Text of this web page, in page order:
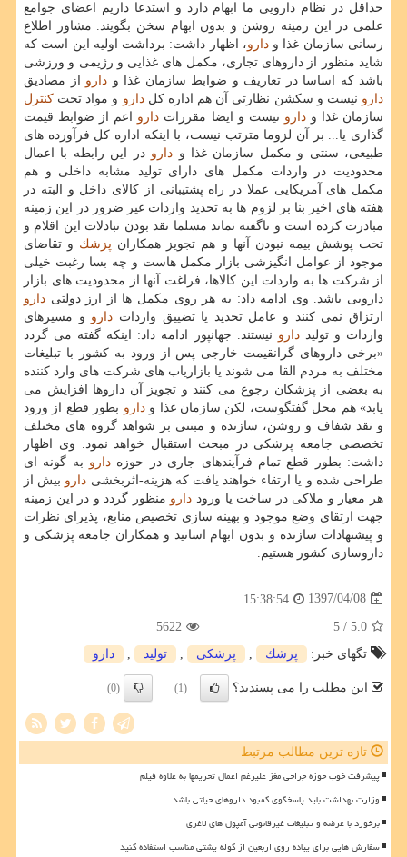
حداقل در نظام دارویی ما ابهام دارد و استدعا داریم اعضای جوامع
علمی در این زمینه روشن و بدون ابهام سخن بگویند. مشاور اطلاع
رسانی سازمان غذا ودارو، اظهار داشت: برداشت اولیه این است كه
شاید منظور از داروهای تجاری، مكمل های غذایی و رژیمی و ورزشی
باشد كه اساسا در تعاریف و ضوابط سازمان غذا و دارو از مصادیق
دارو نیست و سكشن نظارتی آن هم اداره كلدارو و مواد تحت كنترل
سازمان غذا ودارو نیست و ایضا مقررات دارو اعم از ضوابط قیمت
گذاری یا... بر آن لزوما مترتب نیست، با اینكه اداره كل فرآورده های
طبیعی، سنتی و مكمل سازمان غذا و دارو در این رابطه با اعمال
محدودیت در واردات مكمل های دارای تولید مشابه داخلی و هم
مكمل های آمریكایی عملا در راه پشتیبانی از كالای داخل و البته در
هفته های اخیر بنا بر لزوم ها به تحدید واردات غیر ضرور در این زمینه
مبادرت كرده است و ناگفته نماند مسلما نقد بودن تبادلات این اقلام و
تحت پوشش بیمه نبودن آنها و هم تجویز همكاران پزشك و تقاضای
موجود از عوامل انگیزشی بازار مكمل هاست و چه بسا رغبت خیلی
از شركت ها به واردات این كالاها، فراغت آنها از محدودیت های بازار
دارویی باشد. وی ادامه داد: به هر روی مكمل ها از ارز دولتی دارو
ارتزاق نمی كنند و عامل تحدید یا تضییق واردات دارو و مسیرهای
واردات و تولیددارو نیستند. جهانپور ادامه داد: اینكه گفته می گردد
«برخی داروهای گرانقیمت خارجی پس از ورود به كشور با تبلیغات
مختلف به مردم القا می شوند یا بازاریاب های شركت های وارد كننده
به بعضی از پزشكان رجوع می كنند و تجویز آن داروها افزایش می
یابد» هم محل گفتگوست، لكن سازمان غذا ودارو بطور قطع از ورود
و نقد شفاف و روشن، سازنده و مبتنی بر شواهد گروه های مختلف
تخصصی جامعه پزشكی در مبحث استقبال خواهد نمود. وی اظهار
داشت: بطور قطع تمام فرآیندهای جاری در حوزه دارو به گونه ای
طراحی شده و یا ارتقاء خواهند یافت كه هزینه-اثربخشی دارو بیش از
هر معیار و ملاكی در ساخت یا ورود دارو منظور گردد و در این زمینه
جهت ارتقای وضع موجود و بهینه سازی تخصیص منابع، پذیرای نظرات
و پیشنهادات سازنده و بدون ابهام اساتید و همكاران جامعه پزشكی و
داروسازی كشور هستیم.
1397/04/08
15:38:54
5.0
/ 5
5622
تگهای خبر:
پزشك پزشكی تولید دارو
این مطلب را می پسندید؟ (1)
(0)
تازه ترین مطالب مرتبط
پیشرفت خوب حوزه جراحی مغز علیرغم اعمال تحریمها به علاوه فیلم
وزارت بهداشت باید پاسخگوی کمبود داروهای حیاتی باشد
برخورد با عرضه و تبلیغات غیرقانونی آمپول های لاغری
سفارش هایی برای پیاده روی اربعین از کوله پشتی مناسب استفاده کنید